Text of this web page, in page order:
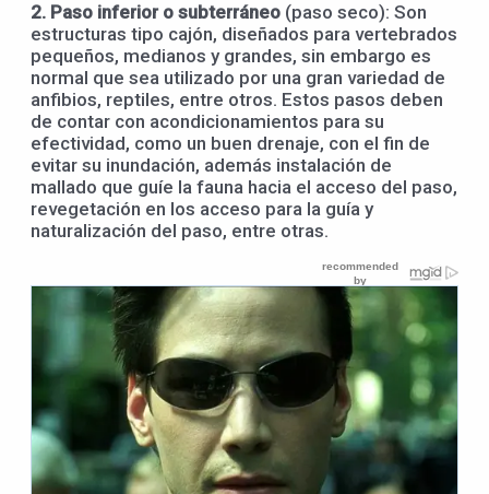
2. Paso inferior o subterráneo (paso seco): Son
estructuras tipo cajón, diseñados para vertebrados
pequeños, medianos y grandes, sin embargo es
normal que sea utilizado por una gran variedad de
anfibios, reptiles, entre otros. Estos pasos deben
de contar con acondicionamientos para su
efectividad, como un buen drenaje, con el fin de
evitar su inundación, además instalación de
mallado que guíe la fauna hacia el acceso del paso,
revegetación en los acceso para la guía y
naturalización del paso, entre otras.